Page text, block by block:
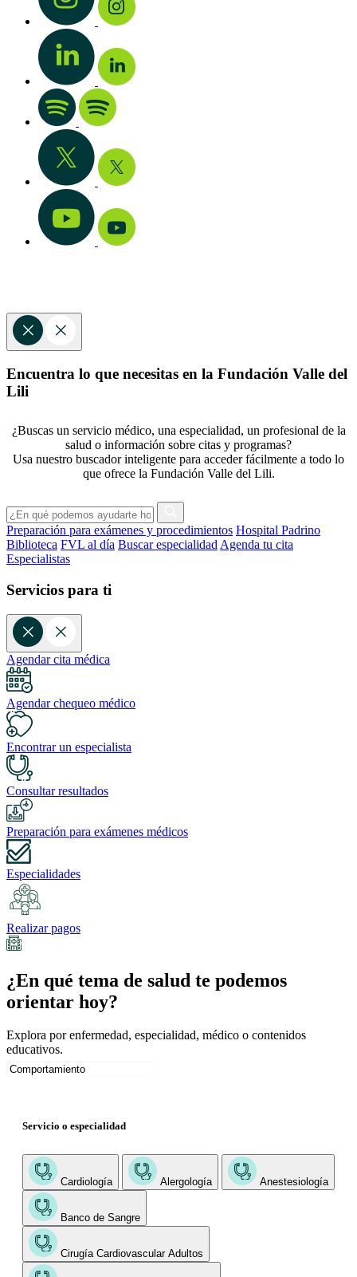
Encuentra lo que necesitas en la Fundación Valle del
Lili
¿Buscas un servicio médico, una especialidad, un profesional de la
salud o información sobre citas y programas?
Usa nuestro buscador inteligente para acceder fácilmente a todo lo
que ofrece la Fundación Valle del Lili.
Preparación para exámenes y procedimientos Hospital Padrino
Biblioteca FVL al día Buscar especialidad Agenda tu cita
Especialistas
Servicios para ti
Agendar cita médica
Agendar chequeo médico
Encontrar un especialista
Consultar resultados
Preparación para exámenes médicos
Especialidades
Realizar pagos
¿En qué tema de salud te podemos
orientar hoy?
Explora por enfermedad, especialidad, médico o contenidos
educativos.
Servicio o especialidad
Cardiología Alergología Anestesiología
Banco de Sangre
Cirugía Cardiovascular Adultos